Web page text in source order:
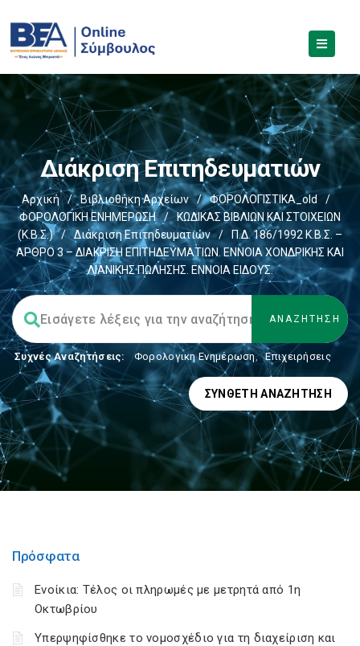
Διάκριση Επιτηδευματιών
Αρχική / Βιβλιοθήκη Αρχείων / ΦΟΡΟΛΟΓΙΣΤΙΚΑ_old
/
ΦΟΡΟΛΟΓΙΚΗ ΕΝΗΜΕΡΩΣΗ
/
ΚΩΔΙΚΑΣ ΒΙΒΛΙΩΝ ΚΑΙ ΣΤΟΙΧΕΙΩΝ
(Κ.Β.Σ.)
/ Διάκριση Επιτηδευματιών /
Π.Δ. 186/1992 Κ.Β.Σ. –
ΑΡΘΡΟ 3 – ΔΙΑΚΡΙΣΗ ΕΠΙΤΗΔΕΥΜΑΤΙΩΝ. ΕΝΝΟΙΑ ΧΟΝΔΡΙΚΗΣ ΚΑΙ
ΛΙΑΝΙΚΗΣ ΠΩΛΗΣΗΣ. ΕΝΝΟΙΑ ΕΙΔΟΥΣ.
Συχνές Αναζητήσεις: Φορολογικη Ενημέρωση, Επιχειρήσεις
ΣΎΝΘΕΤΗ ΑΝΑΖΉΤΗΣΗ
Πρόσφατα
Ενοίκια: Τέλος οι πληρωμές με μετρητά από 1η
Οκτωβρίου
Υπερψηφίσθηκε το νομοσχέδιο για τη διαχείριση και